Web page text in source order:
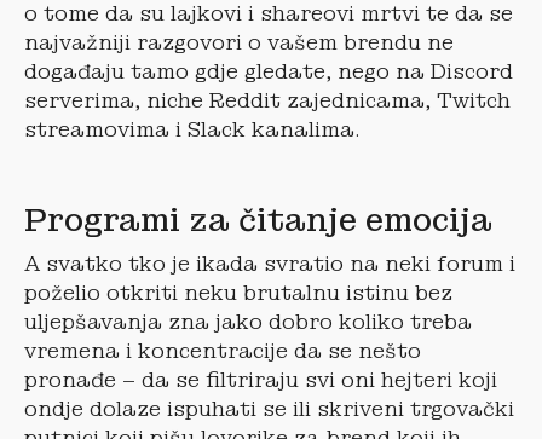
o tome da su lajkovi i shareovi mrtvi te da se
najvažniji razgovori o vašem brendu ne
događaju tamo gdje gledate, nego na Discord
serverima, niche Reddit zajednicama, Twitch
streamovima i Slack kanalima.
Programi za čitanje emocija
A svatko tko je ikada svratio na neki forum i
poželio otkriti neku brutalnu istinu bez
uljepšavanja zna jako dobro koliko treba
vremena i koncentracije da se nešto
pronađe – da se filtriraju svi oni hejteri koji
ondje dolaze ispuhati se ili skriveni trgovački